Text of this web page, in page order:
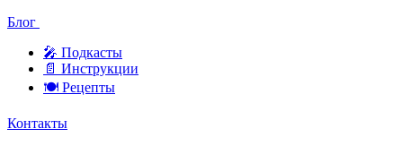
Блог
🎤︎︎ Подкасты
📄 Инструкции
🍽 Рецепты
Контакты